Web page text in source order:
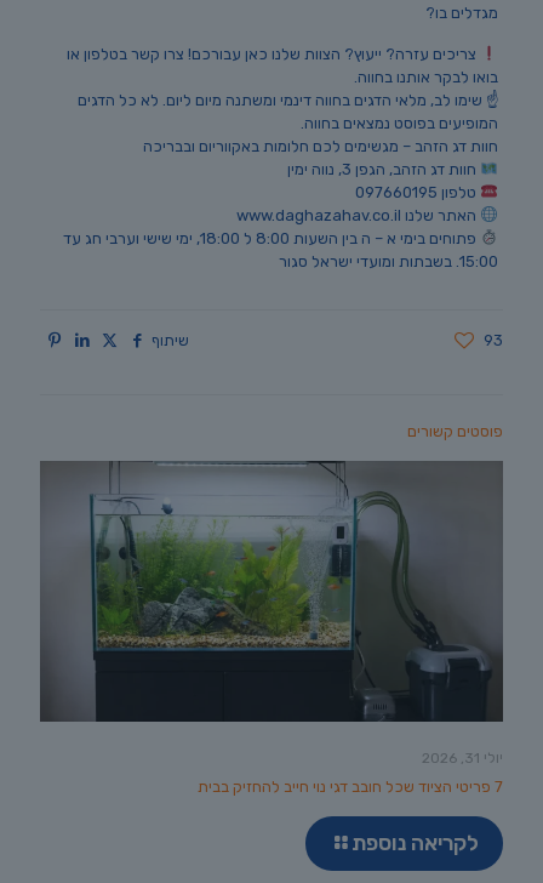
מגדלים בו?
צריכים עזרה? ייעוץ? הצוות שלנו כאן עבורכם! צרו קשר בטלפון או
בואו לבקר אותנו בחווה.
☝️ שימו לב, מלאי הדגים בחווה דינמי ומשתנה מיום ליום. לא כל הדגים
המופיעים בפוסט נמצאים בחווה.
חוות דג הזהב – מגשימים לכם חלומות באקווריום ובבריכה
חוות דג הזהב, הגפן 3, נווה ימין
טלפון 097660195
האתר שלנו www.daghazahav.co.il
פתוחים בימי א – ה בין השעות 8:00 ל 18:00, ימי שישי וערבי חג עד
15:00. בשבתות ומועדי ישראל סגור
שיתוף 93
פוסטים קשורים
יולי 31, 2026
7 פריטי הציוד שכל חובב דגי נוי חייב להחזיק בבית
לקריאה נוספת